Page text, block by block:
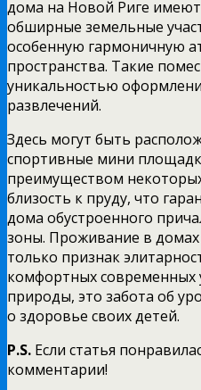
дома на Новой Риге
обширные земельные
особенную гармоничную
пространства. Такие
уникальностью
развлечений.
Здесь могут быть
спортивные мини
преимуществом
близость к пруду, что
дома обустроенного
зоны. Проживание в
только признак
комфортных современных
природы, это забота об
о здоровье своих детей.
P.S. Если статья
комментарии!